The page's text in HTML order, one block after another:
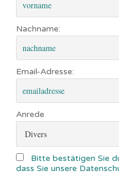
Nachname:
Email-Adresse:
Anrede
Bitte bestätigen Sie
dass Sie unsere